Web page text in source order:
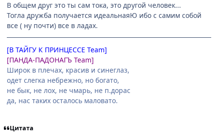
В общем друг это ты сам тока, это другой человек...
Тогла дружба получается идеальнаяЮ ибо с самим собой
все ( ну почти) все в ладах.
[В ТАЙГУ К ПРИНЦЕССЕ Team]
[ПАНДА-ПАДОНАГЪ Team]
Широк в плечах, красив и синеглаз,
одет слегка небрежно, но богато,
не бык, не лох, не чмарь, не п.дорас
да, нас таких осталось маловато.
Цитата